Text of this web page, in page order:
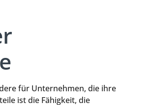
für Unternehmen, die ihre
ist die Fähigkeit, die